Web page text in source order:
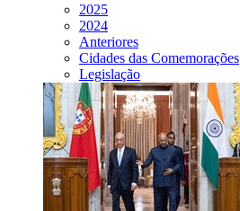
2025
2024
Anteriores
Cidades das Comemorações
Legislação